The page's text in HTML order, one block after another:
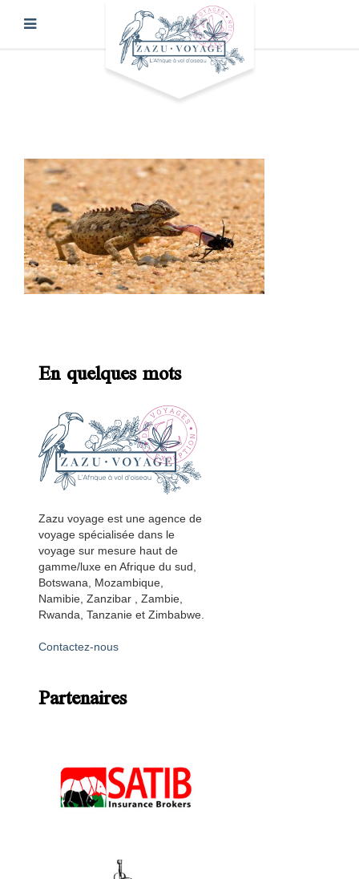
En quelques mots
Zazu voyage est une agence de
voyage spécialisée dans le
voyage sur mesure haut de
gamme/luxe en Afrique du sud,
Botswana, Mozambique,
Namibie, Zanzibar , Zambie,
Rwanda, Tanzanie et Zimbabwe.
Contactez-nous
Partenaires